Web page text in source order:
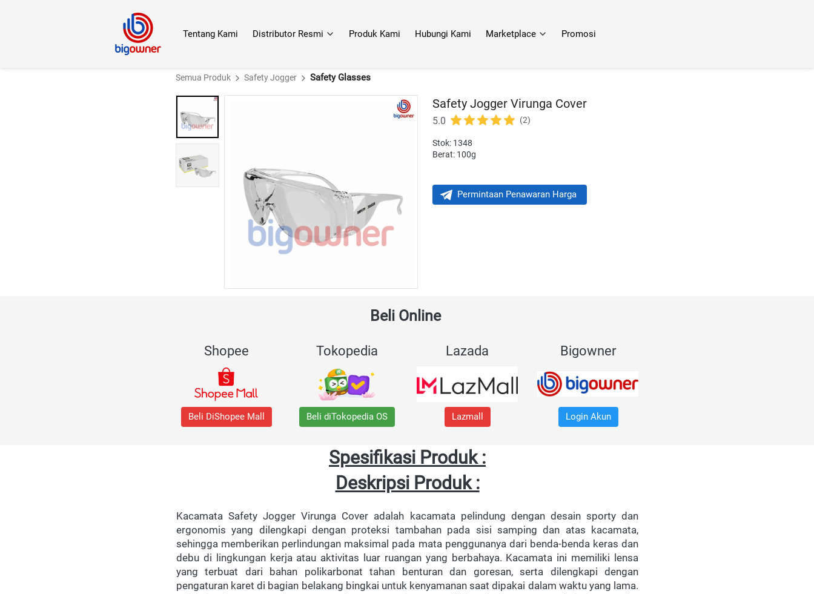
Tentang Kami Distributor Resmi Produk Kami Hubungi Kami Marketplace Promosi
Semua Produk Safety Jogger Safety Glasses
Safety Jogger Virunga Cover
5.0 (2)
Stok: 1348
Berat: 100g
` Permintaan Penawaran Harga
Beli Online
Shopee
Beli DiShopee Mall
Tokopedia
Beli diTokopedia OS
Lazada
Lazmall
Bigowner
Login Akun
Spesifikasi Produk :
Deskripsi Produk :
Kacamata Safety Jogger Virunga Cover adalah kacamata pelindung dengan desain sporty dan
ergonomis yang dilengkapi dengan proteksi tambahan pada sisi samping dan atas kacamata,
sehingga memberikan perlindungan maksimal pada mata penggunanya dari benda-benda keras dan
debu di lingkungan kerja atau aktivitas luar ruangan yang berbahaya. Kacamata ini memiliki lensa
yang terbuat dari bahan polikarbonat tahan benturan dan goresan, serta dilengkapi dengan
pengaturan karet di bagian belakang bingkai untuk kenyamanan saat dipakai dalam waktu yang lama.